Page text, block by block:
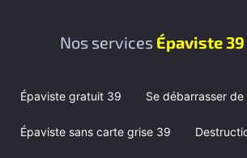
Nos services Épaviste 39
Épaviste gratuit 39 Se débarrasser
Épaviste sans carte grise 39